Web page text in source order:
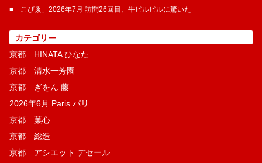
■「こぴゑ」2026年7月 訪問26回目、牛ピルピルに驚いた
カテゴリー
京都 HINATA ひなた
京都 清水一芳園
京都 ぎをん 藤
2026年6月 Paris パリ
京都 菓​心
京都 総造
京都 アシエット デセール